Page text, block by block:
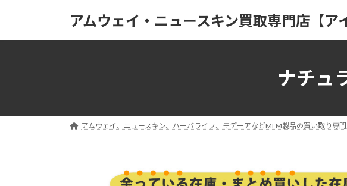
アムウェイ・ニュースキン買取専門店【ア
ナチュ
アムウェイ、ニュースキン、ハーバライフ、モデーアなどMLM製品の買い取り専